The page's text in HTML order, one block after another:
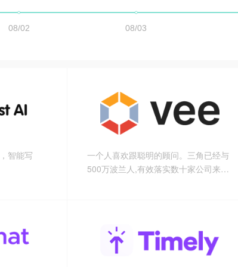
智能写
一个人喜欢跟聪明的顾问。三角已经与
500万波兰人,有效落实数十家公司来自